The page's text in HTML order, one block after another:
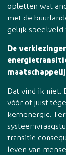
opletten wat
met de
gelijk speelveld
De
Dat vind ik niet.
vóór of juist
kernenergie.
transitie
leven van